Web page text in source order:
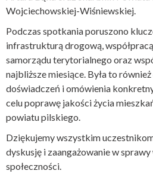
Wojciechowskiej-Wiśniewskiej.
Podczas spotkania poruszono
infrastrukturą drogową,
samorządu terytorialnego oraz
najbliższe miesiące. Była to
doświadczeń i omówienia
celu poprawę jakości życia
powiatu pilskiego.
Dziękujemy wszystkim
dyskusję i zaangażowanie w
społeczności.